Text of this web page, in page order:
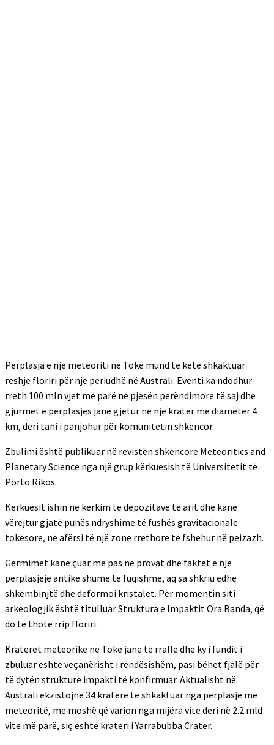
Përplasja e një meteoriti në Tokë mund të ketë shkaktuar
reshje floriri për një periudhë në Australi. Eventi ka ndodhur
rreth 100 mln vjet më parë në pjesën perëndimore të saj dhe
gjurmët e përplasjes janë gjetur në një krater me diametër 4
km, deri tani i panjohur për komunitetin shkencor.
Zbulimi është publikuar në revistën shkencore Meteoritics and
Planetary Science nga një grup kërkuesish të Universitetit të
Porto Rikos.
Kërkuesit ishin në kërkim të depozitave të arit dhe kanë
vërejtur gjatë punës ndryshime të fushës gravitacionale
tokësore, në afërsi të një zone rrethore të fshehur në peizazh.
Gërmimet kanë çuar më pas në provat dhe faktet e një
përplasjeje antike shumë të fuqishme, aq sa shkriu edhe
shkëmbinjtë dhe deformoi kristalet. Për momentin siti
arkeologjik është titulluar Struktura e Impaktit Ora Banda, që
do të thotë rrip floriri.
Krateret meteorike në Tokë janë të rrallë dhe ky i fundit i
zbuluar është veçanërisht i rëndësishëm, pasi bëhet fjalë për
të dytën strukturë impakti të konfirmuar. Aktualisht në
Australi ekzistojnë 34 kratere të shkaktuar nga përplasje me
meteoritë, me moshë që varion nga mijëra vite deri në 2.2 mld
vite më parë, siç është krateri i Yarrabubba Crater.